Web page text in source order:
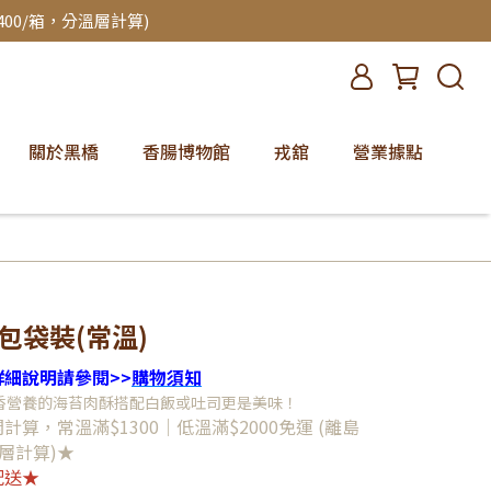
箱，分溫層計算)
關於黑橋 香腸博物館 戎舘 營業據點
袋裝(常溫)
說明請參閱>>購物須知
養的海苔肉酥搭配白飯或吐司更是美味！
算，常溫滿$1300｜低溫滿$2000免運 (離島
計算)★
送★